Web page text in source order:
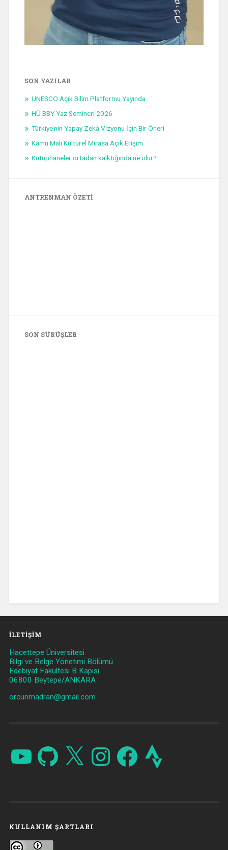
SON YAZILAR
UNESCO Açık Bilim Platformu Yayında
HÜ BBY Yaz Semineri 2026
Türkiye’nin Yapay Zekâ Vizyonu İçin Bir Öneri
Kamu Malı Kültürel Mirasa Açık Erişim
Kütüphaneler ortadan kalktığında ne olur?
ANTRENMAN ÖZETI
SON SÜRÜŞLER
İLETIŞIM
Hacettepe Üniversitesi
Bilgi ve Belge Yönetimi Bölümü
Edebiyat Fakültesi B Kapısı
06800 Beytepe/ANKARA
orcunmadran@gmail.com
YouTube GitHub X InstagramFacebook Strava
KULLANIM ŞARTLARI